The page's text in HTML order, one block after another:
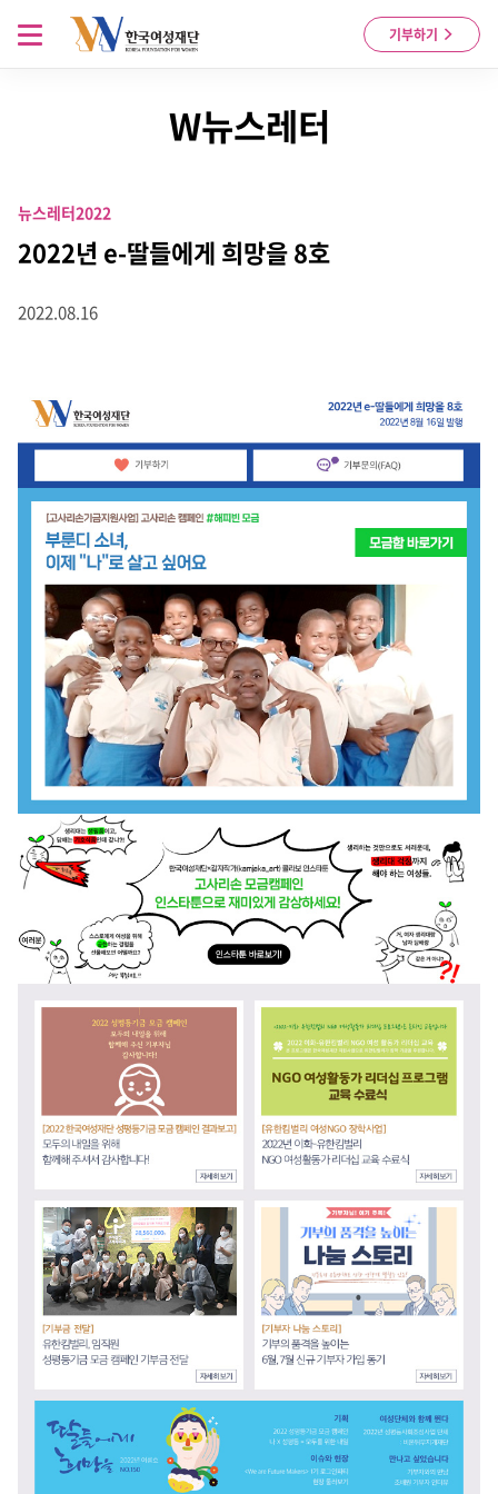
Skip to content
기부하기
메뉴 열기
W뉴스레터
뉴스레터2022
2022년 e-딸들에게 희망을 8호
2022.08.16